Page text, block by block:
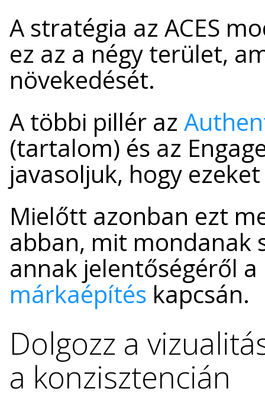
A stratégia az ACES
ez az a négy terület,
növekedését.
A többi pillér az
(tartalom) és az
javasoljuk, hogy
Mielőtt azonban ezt
abban, mit mondanak
annak jelentőségéről
márkaépítés kapcsán.
Dolgozz a
a konzisztencián